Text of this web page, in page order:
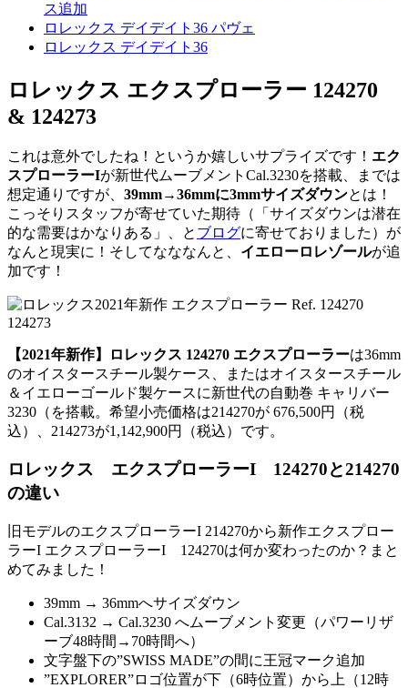
ス追加
ロレックス デイデイト36 パヴェ
ロレックス デイデイト36
ロレックス エクスプローラー 124270
& 124273
これは意外でしたね！というか嬉しいサプライズです！ エク
スプローラーIが新世代ムーブメントCal.3230を搭載、までは
想定通りですが、 39mm→36mmに3mmサイズダウンとは！
こっそりスタッフが寄せていた期待（「サイズダウンは潜在
的な需要はかなりある」、と ブログに寄せておりました）が
なんと現実に！そしてなななんと、 イエローロレゾールが追
加です！
【2021年新作】ロレックス 124270 エクスプローラーは36mm
のオイスタースチール製ケース、またはオイスタースチール
＆イエローゴールド製ケースに新世代の自動巻 キャリバー
3230（を搭載。希望小売価格は214270が 676,500円（税
込）、214273が1,142,900円（税込）です。
ロレックス エクスプローラーI 124270と214270
の違い
旧モデルのエクスプローラーI 214270から新作エクスプロー
ラーI エクスプローラーI 124270は何か変わったのか？まと
めてみました！
39mm → 36mmへサイズダウン
Cal.3132 → Cal.3230 へムーブメント変更（パワーリザ
ーブ48時間→70時間へ）
文字盤下の”SWISS MADE”の間に王冠マーク追加
”EXPLORER”ロゴ位置が下（6時位置）から上（12時